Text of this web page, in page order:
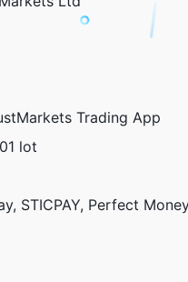
Trading App
lot
STICPAY, Perfect